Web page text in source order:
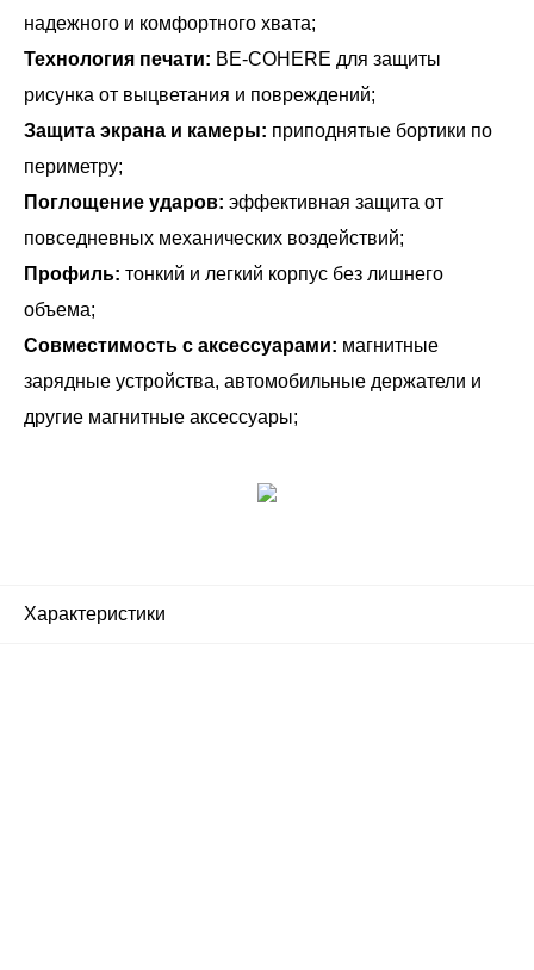
надежного и комфортного хвата;
Технология печати: BE-COHERE для защиты
рисунка от выцветания и повреждений;
Защита экрана и камеры: приподнятые бортики по
периметру;
Поглощение ударов: эффективная защита от
повседневных механических воздействий;
Профиль: тонкий и легкий корпус без лишнего
объема;
Совместимость с аксессуарами: магнитные
зарядные устройства, автомобильные держатели и
другие магнитные аксессуары;
Характеристики